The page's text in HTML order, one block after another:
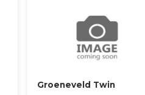
Groeneveld Twin